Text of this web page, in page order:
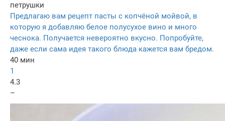
петрушки
Предлагаю вам рецепт пасты с копчёной мойвой, в
которую я добавляю белое полусухое вино и много
чеснока. Получается невероятно вкусно. Попробуйте,
даже если сама идея такого блюда кажется вам бредом.
40 мин
1
4.3
–